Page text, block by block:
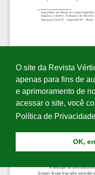
O site da Revista
apenas para fins de
e aprimoramento de
acessar o site, você
Política de
OK,